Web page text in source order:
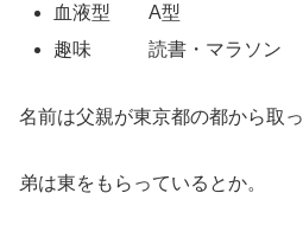
血液型 A型
趣味 読書・マラソン
名前は父親が東京都の都から取っ
弟は東をもらっているとか。